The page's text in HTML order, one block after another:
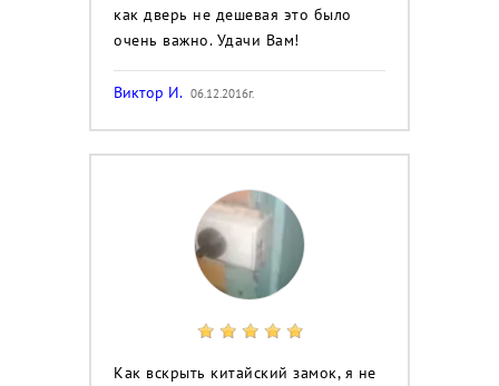
как дверь не дешевая это было
очень важно. Удачи Вам!
Виктор И. 06.12.2016г.
Как вскрыть китайский замок, я не